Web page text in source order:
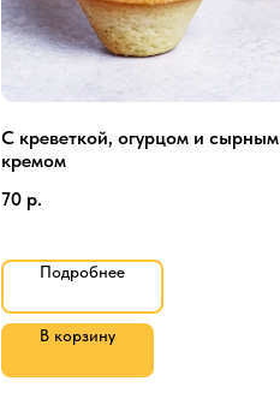
С креветкой, огурцом и сырным
кремом
70 р.
Подробнее
В корзину